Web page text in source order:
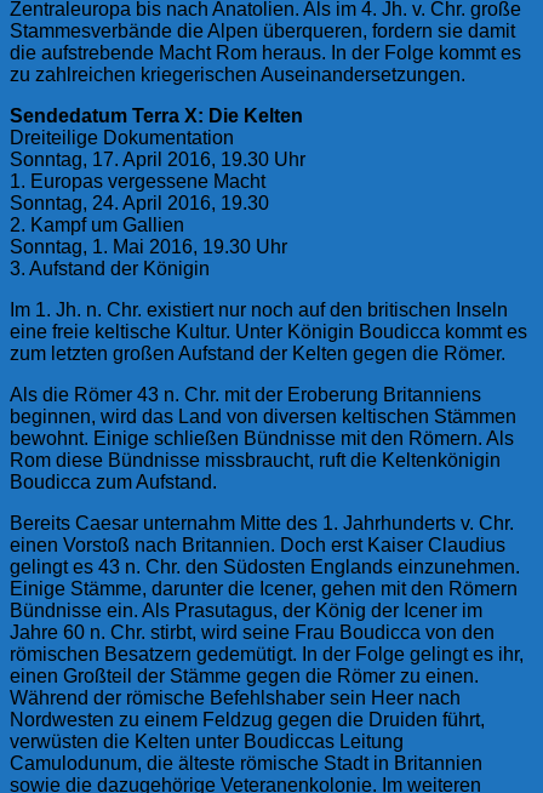
Zentraleuropa bis nach Anatolien. Als im 4. Jh. v. Chr. große
Stammesverbände die Alpen überqueren, fordern sie damit
die aufstrebende Macht Rom heraus. In der Folge kommt es
zu zahlreichen kriegerischen Auseinandersetzungen.
Sendedatum Terra X: Die Kelten
Dreiteilige Dokumentation
Sonntag, 17. April 2016, 19.30 Uhr
1. Europas vergessene Macht
Sonntag, 24. April 2016, 19.30
2. Kampf um Gallien
Sonntag, 1. Mai 2016, 19.30 Uhr
3. Aufstand der Königin
Im 1. Jh. n. Chr. existiert nur noch auf den britischen Inseln
eine freie keltische Kultur. Unter Königin Boudicca kommt es
zum letzten großen Aufstand der Kelten gegen die Römer.
Als die Römer 43 n. Chr. mit der Eroberung Britanniens
beginnen, wird das Land von diversen keltischen Stämmen
bewohnt. Einige schließen Bündnisse mit den Römern. Als
Rom diese Bündnisse missbraucht, ruft die Keltenkönigin
Boudicca zum Aufstand.
Bereits Caesar unternahm Mitte des 1. Jahrhunderts v. Chr.
einen Vorstoß nach Britannien. Doch erst Kaiser Claudius
gelingt es 43 n. Chr. den Südosten Englands einzunehmen.
Einige Stämme, darunter die Icener, gehen mit den Römern
Bündnisse ein. Als Prasutagus, der König der Icener im
Jahre 60 n. Chr. stirbt, wird seine Frau Boudicca von den
römischen Besatzern gedemütigt. In der Folge gelingt es ihr,
einen Großteil der Stämme gegen die Römer zu einen.
Während der römische Befehlshaber sein Heer nach
Nordwesten zu einem Feldzug gegen die Druiden führt,
verwüsten die Kelten unter Boudiccas Leitung
Camulodunum, die älteste römische Stadt in Britannien
sowie die dazugehörige Veteranenkolonie. Im weiteren